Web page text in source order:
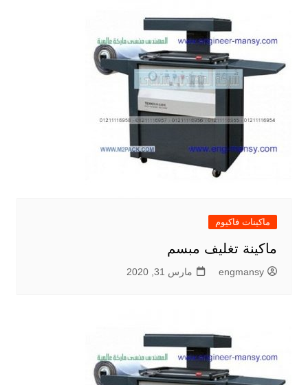
ماكينات فاكيوم
ماكينة تغليف مبسم
engmansy مارس 31, 2020